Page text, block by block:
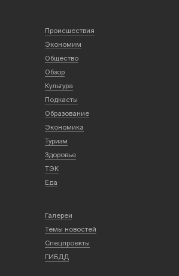
Происшествия
Экономим
Общество
Обзор
Культура
Подкасты
Образование
Экономика
Туризм
Здоровье
ТЭК
Еда
Галереи
Темы новостей
Спецпроекты
ГИБДД